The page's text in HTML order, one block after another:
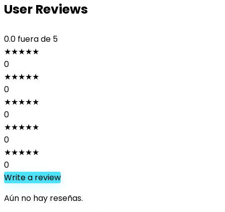
User Reviews
0.0 fuera de 5
★★★★★
0
★★★★★
0
★★★★★
0
★★★★★
0
★★★★★
0
Write a review
Aún no hay reseñas.